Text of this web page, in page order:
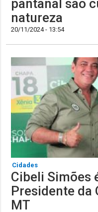
pantanal são
natureza
20/11/2024 - 13:54
Cidades
Cibeli Simões
Presidente da
MT